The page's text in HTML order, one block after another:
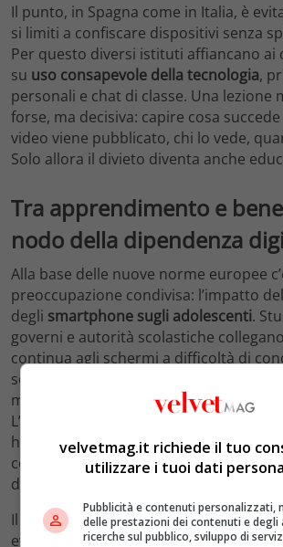
Il punto, in Spagna come in Italia, è
si limiti a confiscare dispositivi senza
Per questo diversi istituti affiancano
su uso consapevole della tecnologia,
personali e chat di classe. Una lezione
forse, ma decisiva: capire cosa
video viene pubblicato, chi lo vede,
Solo allora il divieto diventa anche
Tra apprendimento e
nodo della dipendenza
Alla base delle nuove norme europee
preoccupazione condivisa: l’impatto
degli smartphone sugli adolescenti.
governi e autorità scolastiche
continua agli schermi a difficoltà di
sonno disturbato, peggioramento del
maggiore vulnerabilità a fenomeni di
L’Organizzazione mondiale della sanità
hanno più volte invitato i sistemi
con cautela l’ingresso della tecnologia
distinguendo tra strumenti utili e uso
Il consenso, però, non è totale. Psicologi
evolutiva e pedagogisti avvertono che
velvetmag.it richiede il tuo
utilizzare i tuoi dati
Pubblicità e contenuti personalizzati,
delle prestazioni dei contenuti e degli
ricerche sul pubblico, sviluppo di